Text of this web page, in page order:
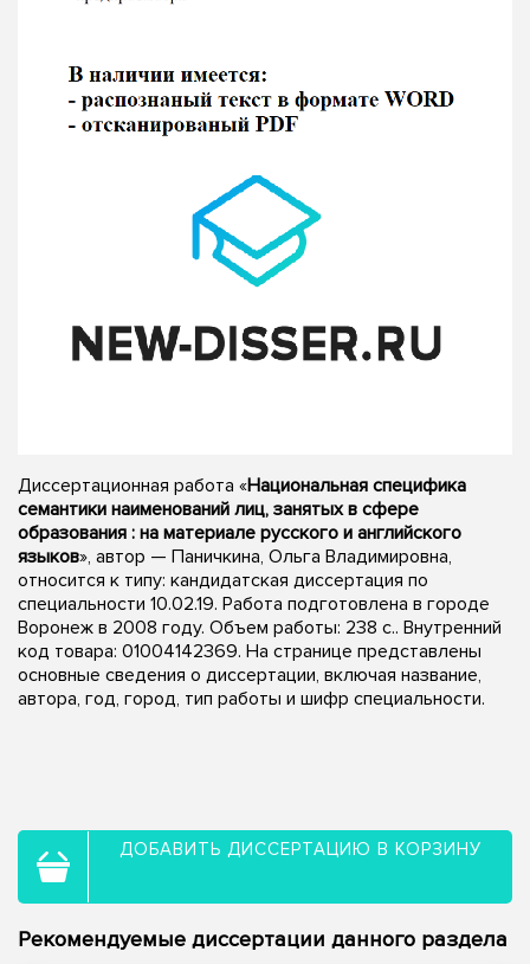
Диссертационная работа «Национальная специфика
семантики наименований лиц, занятых в сфере
образования : на материале русского и английского
языков», автор — Паничкина, Ольга Владимировна,
относится к типу: кандидатская диссертация по
специальности 10.02.19. Работа подготовлена в городе
Воронеж в 2008 году. Объем работы: 238 с.. Внутренний
код товара: 01004142369. На странице представлены
основные сведения о диссертации, включая название,
автора, год, город, тип работы и шифр специальности.
ДОБАВИТЬ ДИССЕРТАЦИЮ В КОРЗИНУ
Рекомендуемые диссертации данного раздела